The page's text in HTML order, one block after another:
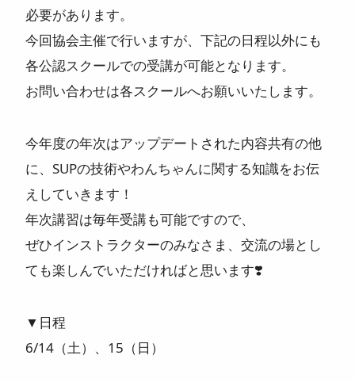
必要があります。
今回協会主催で行いますが、下記の日程以外にも
各公認スクールでの受講が可能となります。
お問い合わせは各スクールへお願いいたします。
今年度の年次はアップデートされた内容共有の他
に、SUPの技術やわんちゃんに関する知識をお伝
えしていきます！
年次講習は毎年受講も可能ですので、
ぜひインストラクターのみなさま、交流の場とし
ても楽しんでいただければと思います❣️
▼日程
6/14（土）、15（日）